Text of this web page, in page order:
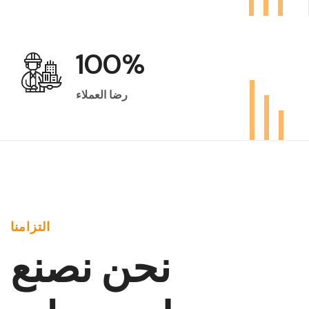
100%
رضا العملاء
التزامنا
نحن نصنع